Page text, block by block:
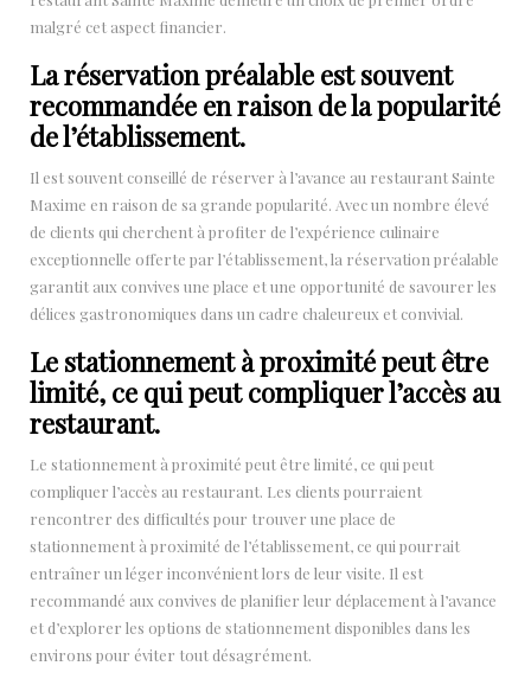
malgré cet aspect financier.
La réservation préalable est souvent
recommandée en raison de la popularité
de l’établissement.
Il est souvent conseillé de réserver à l’avance au restaurant Sainte
Maxime en raison de sa grande popularité. Avec un nombre élevé
de clients qui cherchent à profiter de l’expérience culinaire
exceptionnelle offerte par l’établissement, la réservation préalable
garantit aux convives une place et une opportunité de savourer les
délices gastronomiques dans un cadre chaleureux et convivial.
Le stationnement à proximité peut être
limité, ce qui peut compliquer l’accès au
restaurant.
Le stationnement à proximité peut être limité, ce qui peut
compliquer l’accès au restaurant. Les clients pourraient
rencontrer des difficultés pour trouver une place de
stationnement à proximité de l’établissement, ce qui pourrait
entraîner un léger inconvénient lors de leur visite. Il est
recommandé aux convives de planifier leur déplacement à l’avance
et d’explorer les options de stationnement disponibles dans les
environs pour éviter tout désagrément.